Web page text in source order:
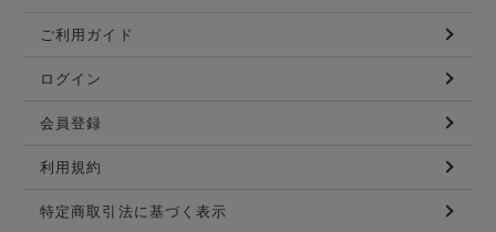
ご利用ガイド
ログイン
会員登録
利用規約
特定商取引法に基づく表示